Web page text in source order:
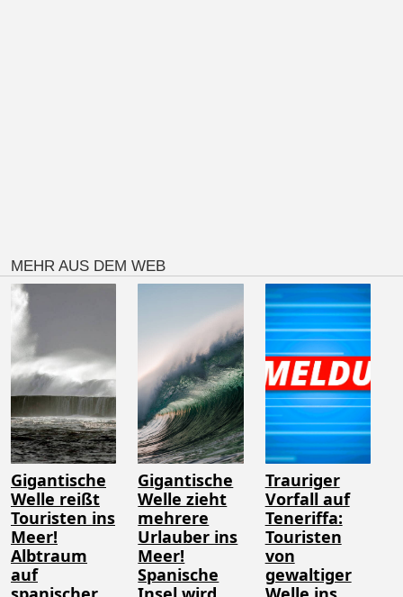
MEHR AUS DEM WEB
Gigantische
Welle reißt
Touristen ins
Meer!
Albtraum
auf
Gigantische
Welle zieht
mehrere
Urlauber ins
Meer!
Spanische
Trauriger
Vorfall auf
Teneriffa:
Touristen
von
gewaltiger